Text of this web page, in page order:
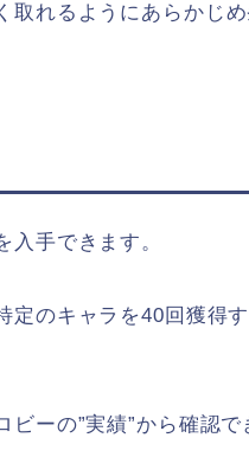
取れるようにあらかじ
入手できます。
定のキャラを40回獲得
ーの”実績”から確認で